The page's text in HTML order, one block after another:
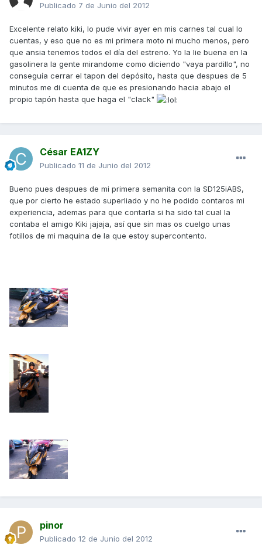
Publicado 7 de Junio del 2012
Excelente relato kiki, lo pude vivir ayer en mis carnes tal cual lo
cuentas, y eso que no es mi primera moto ni mucho menos, pero
que ansia tenemos todos el día del estreno. Yo la lie buena en la
gasolinera la gente mirandome como diciendo "vaya pardillo", no
conseguía cerrar el tapon del depósito, hasta que despues de 5
minutos me di cuenta de que es presionando hacia abajo el
propio tapón hasta que haga el "clack"
César EA1ZY
Publicado 11 de Junio del 2012
Bueno pues despues de mi primera semanita con la SD125iABS,
que por cierto he estado superliado y no he podido contaros mi
experiencia, ademas para que contarla si ha sido tal cual la
contaba el amigo Kiki jajaja, así que sin mas os cuelgo unas
fotillos de mi maquina de la que estoy supercontento.
pinor
Publicado 12 de Junio del 2012